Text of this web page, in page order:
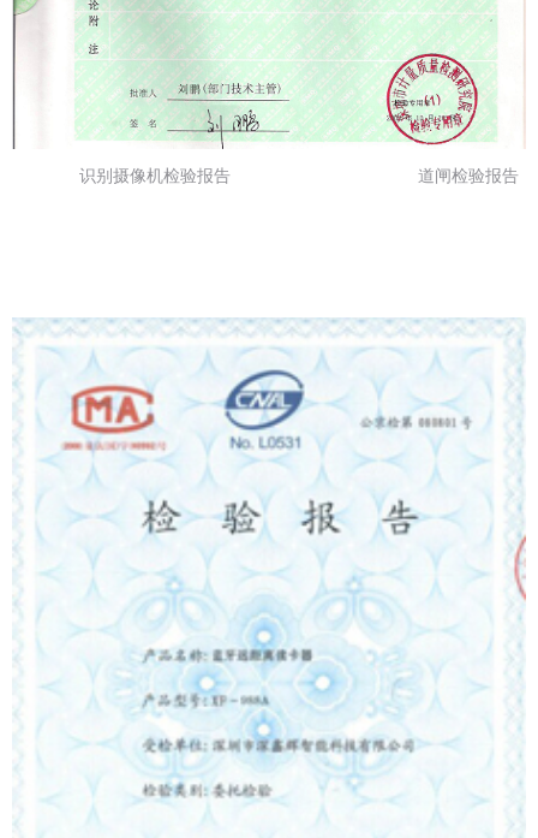
识别摄像机检验报告 道闸检验报告